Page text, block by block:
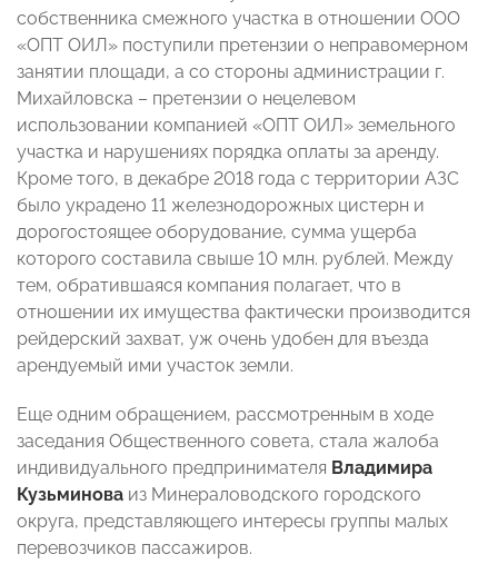
собственника смежного участка в отношении ООО
«ОПТ ОИЛ» поступили претензии о неправомерном
занятии площади, а со стороны администрации г.
Михайловска – претензии о нецелевом
использовании компанией «ОПТ ОИЛ» земельного
участка и нарушениях порядка оплаты за аренду.
Кроме того, в декабре 2018 года с территории АЗС
было украдено 11 железнодорожных цистерн и
дорогостоящее оборудование, сумма ущерба
которого составила свыше 10 млн. рублей. Между
тем, обратившаяся компания полагает, что в
отношении их имущества фактически производится
рейдерский захват, уж очень удобен для въезда
арендуемый ими участок земли.
Еще одним обращением, рассмотренным в ходе
заседания Общественного совета, стала жалоба
индивидуального предпринимателя Владимира
Кузьминова из Минераловодского городского
округа, представляющего интересы группы малых
перевозчиков пассажиров.